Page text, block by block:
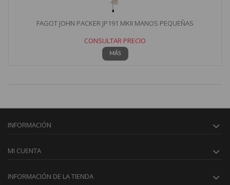
FAGOT JOHN PACKER JP191 MKII MANOS PEQUEÑAS
CONSULTAR PRECIO
MÁS
INFORMACIÓN
MI CUENTA
INFORMACIÓN DE LA TIENDA